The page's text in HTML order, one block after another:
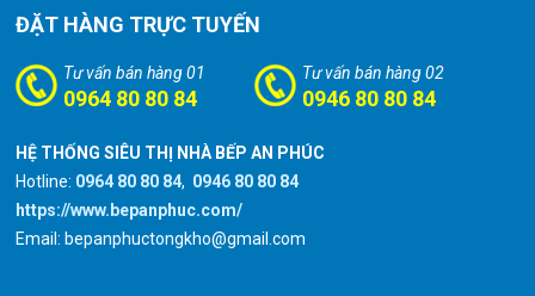
ĐẶT HÀNG TRỰC TUYẾN
Tư vấn bán hàng 01
0964 80 80 84
Tư vấn bán hàng 02
0946 80 80 84
HỆ THỐNG SIÊU THỊ NHÀ BẾP AN PHÚC
Hotline: 0964 80 80 84, 0946 80 80 84
https://www.bepanphuc.com/
Email: bepanphuctongkho@gmail.com